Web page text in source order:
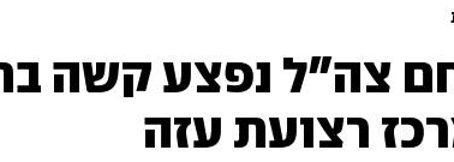
צה"ל נפצע קשה
רצועת עזה